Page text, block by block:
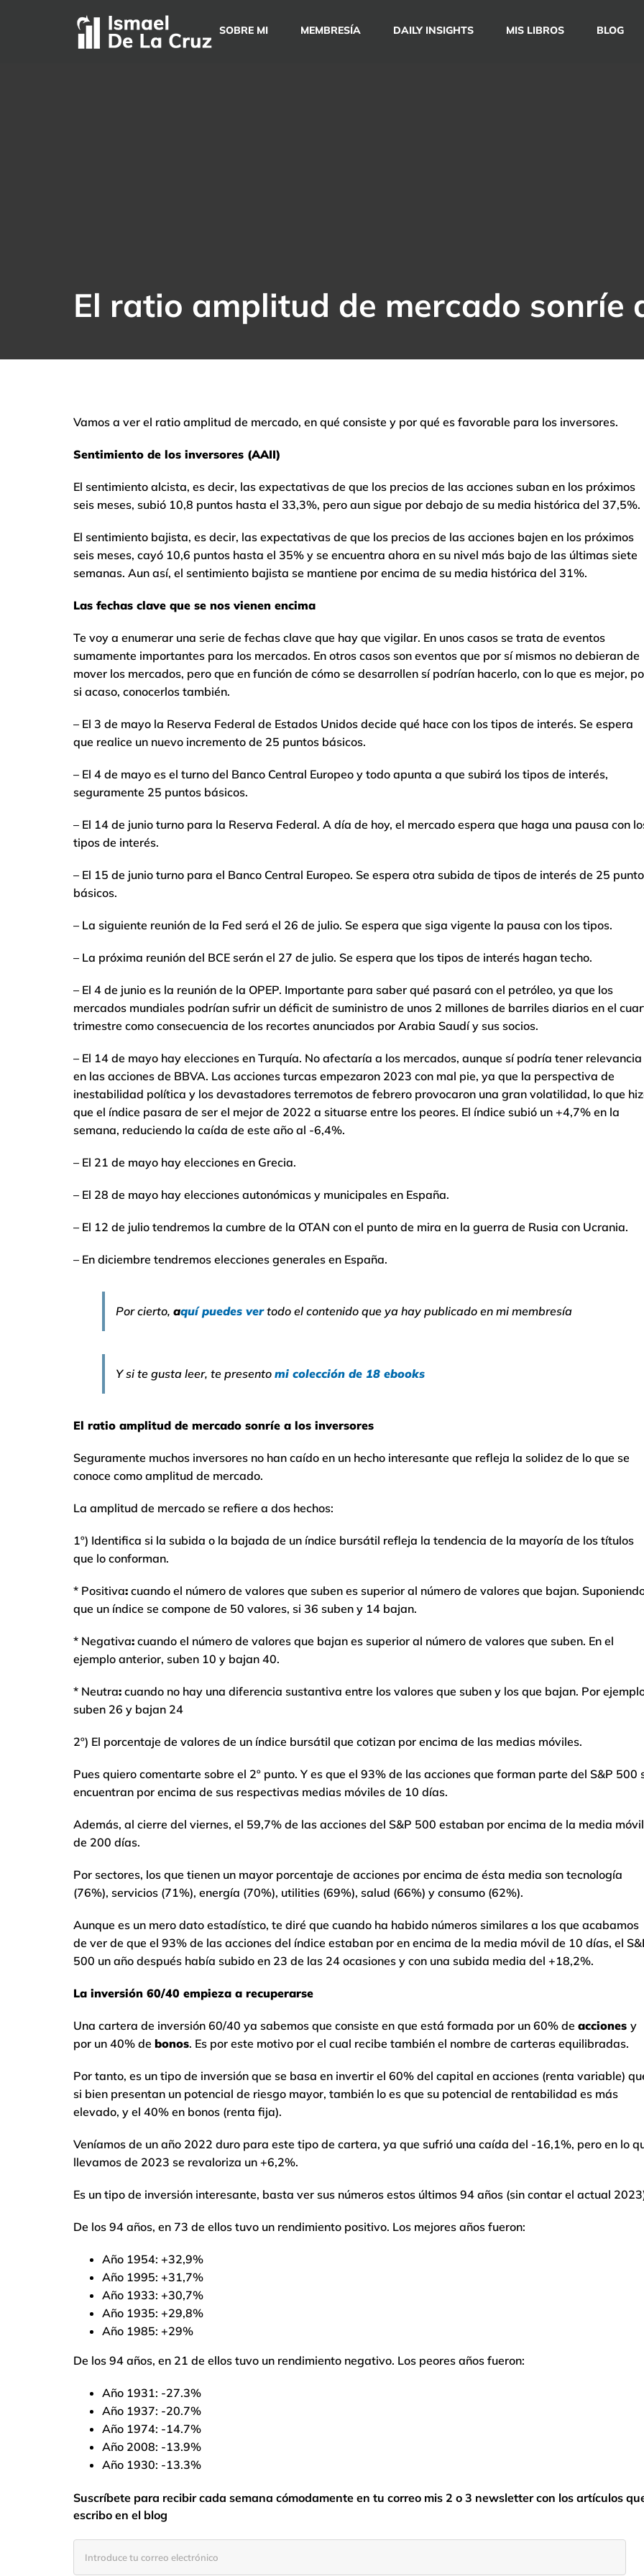
SOBRE MI MEMBRESÍA DAILY INSIGHTS MIS LIBROS BLOG
El ratio amplitud de mercado sonríe
Vamos a ver el ratio amplitud de mercado, en qué consiste y por qué es favorable para los inversores.
Sentimiento de los inversores (AAII)
El sentimiento alcista, es decir, las expectativas de que los precios de las acciones suban en los próximos
seis meses, subió 10,8 puntos hasta el 33,3%, pero aun sigue por debajo de su media histórica del 37,5%.
El sentimiento bajista, es decir, las expectativas de que los precios de las acciones bajen en los próximos
seis meses, cayó 10,6 puntos hasta el 35% y se encuentra ahora en su nivel más bajo de las últimas siete
semanas. Aun así, el sentimiento bajista se mantiene por encima de su media histórica del 31%.
Las fechas clave que se nos vienen encima
Te voy a enumerar una serie de fechas clave que hay que vigilar. En unos casos se trata de eventos
sumamente importantes para los mercados. En otros casos son eventos que por sí mismos no debieran de
mover los mercados, pero que en función de cómo se desarrollen sí podrían hacerlo, con lo que es mejor,
si acaso, conocerlos también.
– El 3 de mayo la Reserva Federal de Estados Unidos decide qué hace con los tipos de interés. Se espera
que realice un nuevo incremento de 25 puntos básicos.
– El 4 de mayo es el turno del Banco Central Europeo y todo apunta a que subirá los tipos de interés,
seguramente 25 puntos básicos.
– El 14 de junio turno para la Reserva Federal. A día de hoy, el mercado espera que haga una pausa con
tipos de interés.
– El 15 de junio turno para el Banco Central Europeo. Se espera otra subida de tipos de interés de 25
básicos.
– La siguiente reunión de la Fed será el 26 de julio. Se espera que siga vigente la pausa con los tipos.
– La próxima reunión del BCE serán el 27 de julio. Se espera que los tipos de interés hagan techo.
– El 4 de junio es la reunión de la OPEP. Importante para saber qué pasará con el petróleo, ya que los
mercados mundiales podrían sufrir un déficit de suministro de unos 2 millones de barriles diarios en el
trimestre como consecuencia de los recortes anunciados por Arabia Saudí y sus socios.
– El 14 de mayo hay elecciones en Turquía. No afectaría a los mercados, aunque sí podría tener relevancia
en las acciones de BBVA. Las acciones turcas empezaron 2023 con mal pie, ya que la perspectiva de
inestabilidad política y los devastadores terremotos de febrero provocaron una gran volatilidad, lo que
que el índice pasara de ser el mejor de 2022 a situarse entre los peores. El índice subió un +4,7% en la
semana, reduciendo la caída de este año al -6,4%.
– El 21 de mayo hay elecciones en Grecia.
– El 28 de mayo hay elecciones autonómicas y municipales en España.
– El 12 de julio tendremos la cumbre de la OTAN con el punto de mira en la guerra de Rusia con Ucrania.
– En diciembre tendremos elecciones generales en España.
Por cierto, aquí puedes vertodo el contenido que ya hay publicado en mi membresía
Y si te gusta leer, te presento mi colección de 18 ebooks
El ratio amplitud de mercado sonríe a los inversores
Seguramente muchos inversores no han caído en un hecho interesante que refleja la solidez de lo que se
conoce como amplitud de mercado.
La amplitud de mercado se refiere a dos hechos:
1º) Identifica si la subida o la bajada de un índice bursátil refleja la tendencia de la mayoría de los títulos
que lo conforman.
* Positiva: cuando el número de valores que suben es superior al número de valores que bajan.
que un índice se compone de 50 valores, si 36 suben y 14 bajan.
* Negativa: cuando el número de valores que bajan es superior al número de valores que suben. En el
ejemplo anterior, suben 10 y bajan 40.
* Neutra: cuando no hay una diferencia sustantiva entre los valores que suben y los que bajan. Por
suben 26 y bajan 24
2º) El porcentaje de valores de un índice bursátil que cotizan por encima de las medias móviles.
Pues quiero comentarte sobre el 2º punto. Y es que el 93% de las acciones que forman parte del S&P 500
encuentran por encima de sus respectivas medias móviles de 10 días.
Además, al cierre del viernes, el 59,7% de las acciones del S&P 500 estaban por encima de la media móvil
de 200 días.
Por sectores, los que tienen un mayor porcentaje de acciones por encima de ésta media son tecnología
(76%), servicios (71%), energía (70%), utilities (69%), salud (66%) y consumo (62%).
Aunque es un mero dato estadístico, te diré que cuando ha habido números similares a los que acabamos
de ver de que el 93% de las acciones del índice estaban por en encima de la media móvil de 10 días, el
500 un año después había subido en 23 de las 24 ocasiones y con una subida media del +18,2%.
La inversión 60/40 empieza a recuperarse
Una cartera de inversión 60/40 ya sabemos que consiste en que está formada por un 60% de acciones y
por un 40% de bonos. Es por este motivo por el cual recibe también el nombre de carteras equilibradas.
Por tanto, es un tipo de inversión que se basa en invertir el 60% del capital en acciones (renta variable)
si bien presentan un potencial de riesgo mayor, también lo es que su potencial de rentabilidad es más
elevado, y el 40% en bonos (renta fija).
Veníamos de un año 2022 duro para este tipo de cartera, ya que sufrió una caída del -16,1%, pero en lo
llevamos de 2023 se revaloriza un +6,2%.
Es un tipo de inversión interesante, basta ver sus números estos últimos 94 años (sin contar el actual
De los 94 años, en 73 de ellos tuvo un rendimiento positivo. Los mejores años fueron:
Año 1954: +32,9%
Año 1995: +31,7%
Año 1933: +30,7%
Año 1935: +29,8%
Año 1985: +29%
De los 94 años, en 21 de ellos tuvo un rendimiento negativo. Los peores años fueron:
Año 1931: -27.3%
Año 1937: -20.7%
Año 1974: -14.7%
Año 2008: -13.9%
Año 1930: -13.3%
Suscríbete para recibir cada semana cómodamente en tu correo mis 2 o 3 newsletter con los artículos
escribo en el blog